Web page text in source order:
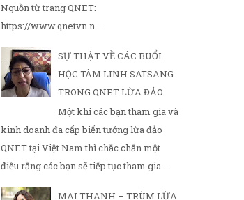
Nguồn từ trang QNET:
https://www.qnetvn.n...
SỰ THẬT VỀ CÁC BUỔI
HỌC TÂM LINH SATSANG
TRONG QNET LỪA ĐẢO
Một khi các bạn tham gia và
kinh doanh đa cấp biến tướng lừa đảo
QNET tại Việt Nam thì chắc chắn một
điều rằng các bạn sẽ tiếp tục tham gia ...
MAI THANH – TRÙM LỪA